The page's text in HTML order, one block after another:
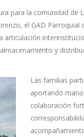
para la comunidad de
el GAD
articulación
y
Las familias
aportando
colaboración